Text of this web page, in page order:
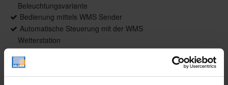
Beleuchtungsvariante
Bedienung mittels WMS Sender
Automatische Steuerung mit der WMS
Wetterstation